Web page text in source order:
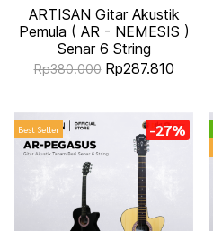
ARTISAN Gitar Akustik
Pemula ( AR - NEMESIS )
Senar 6 String
Rp380.000 Rp287.810
Best Seller -27%